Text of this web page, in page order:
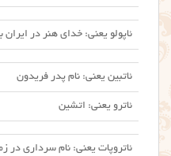
ئاپولو یعنی: خدای هنر در ایران
ئاتبین یعنی: نام پدر فریدون
ئاترو یعنی: اتشین
ئاتروپات یعنی: نام سرداری در